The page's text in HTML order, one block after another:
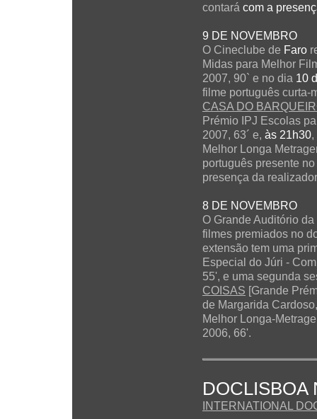
contará com a
9 DE NOVEMBRO
O Cineclube de Faro
Midas para Melhor
2007, 90` e no dia 10
filme português curta-
CASA DO
Prémio IPJ Escolas
2007, 63´ e, às 21h30,
Melhor Longa
português presente
presença da
8 DE NOVEMBRO
O Grande Auditório
filmes premiados no
extensão tem uma
Especial do Júri -
55', e uma segunda
COISAS [Grande
de Margarida
Melhor Longa-
2006, 66'.
DOCLISBOA
INTERNATIONAL